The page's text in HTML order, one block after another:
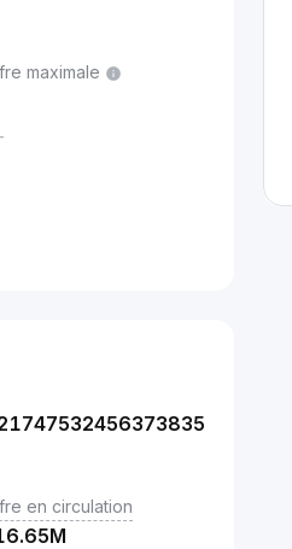
maximale
en circulation